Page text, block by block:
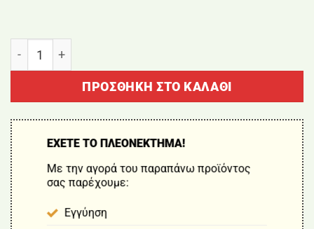
ΠΡΟΣΘΉΚΗ ΣΤΟ ΚΑΛΆΘΙ
ΕΧΕΤΕ ΤΟ ΠΛΕΟΝΕΚΤΗΜΑ!
Με την αγορά του παραπάνω προϊόντος
σας παρέχουμε:
Εγγύηση